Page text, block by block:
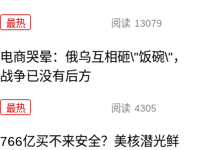
最热 阅读 13079
电商哭晕：俄乌互相砸\"饭碗\"，
战争已没有后方
最热 阅读 4305
766亿买不来安全？美核潜光鲜